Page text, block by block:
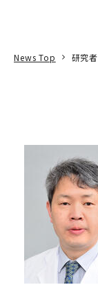
News Top 研究者